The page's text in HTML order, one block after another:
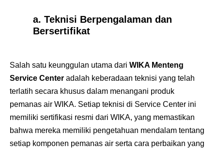
a. Teknisi Berpengalaman dan
Bersertifikat
Salah satu keunggulan utama dari WIKA Menteng
Service Center adalah keberadaan teknisi yang telah
terlatih secara khusus dalam menangani produk
pemanas air WIKA. Setiap teknisi di Service Center ini
memiliki sertifikasi resmi dari WIKA, yang memastikan
bahwa mereka memiliki pengetahuan mendalam tentang
setiap komponen pemanas air serta cara perbaikan yang